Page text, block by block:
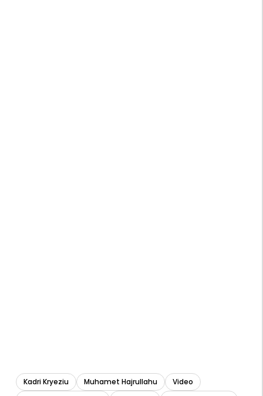
Kadri Kryeziu Muhamet Hajrullahu
Video